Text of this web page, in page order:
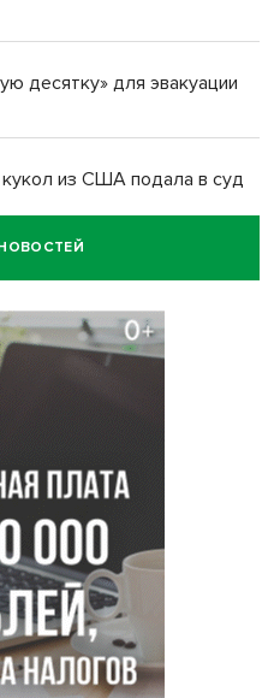
десятку» для эвакуации
из США подала в суд